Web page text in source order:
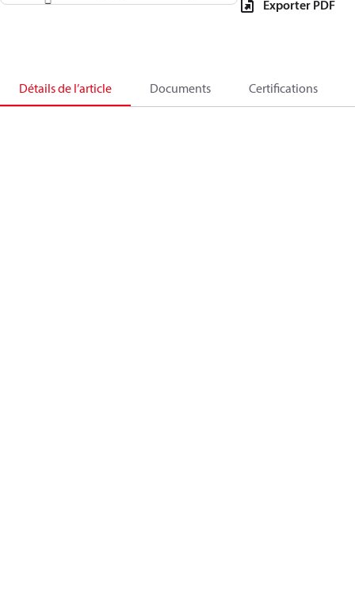
Exporter PDF
Détails de l’article Documents Certifications